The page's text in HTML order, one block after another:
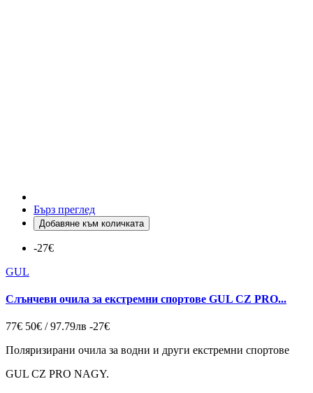
Бърз преглед
Добавяне към количката
-27€
GUL
Слънчеви очила за екстремни спортове GUL CZ PRO...
77€ 50€ / 97.79лв -27€
Поляризирани очила за водни и други екстремни спортове
GUL CZ PRO NAGY.